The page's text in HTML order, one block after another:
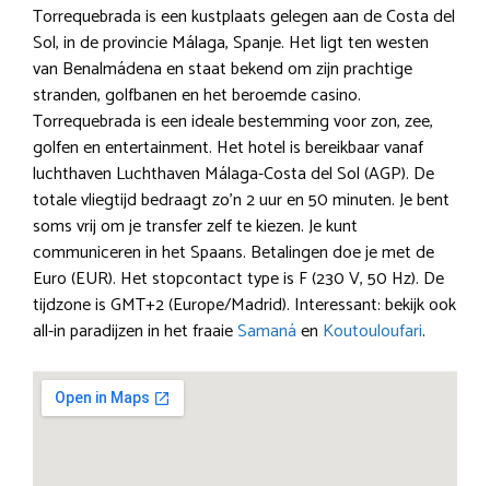
Torrequebrada is een kustplaats gelegen aan de Costa del
Sol, in de provincie Málaga, Spanje. Het ligt ten westen
van Benalmádena en staat bekend om zijn prachtige
stranden, golfbanen en het beroemde casino.
Torrequebrada is een ideale bestemming voor zon, zee,
golfen en entertainment. Het hotel is bereikbaar vanaf
luchthaven Luchthaven Málaga-Costa del Sol (AGP). De
totale vliegtijd bedraagt zo’n 2 uur en 50 minuten. Je bent
soms vrij om je transfer zelf te kiezen. Je kunt
communiceren in het Spaans. Betalingen doe je met de
Euro (EUR). Het stopcontact type is F (230 V, 50 Hz). De
tijdzone is GMT+2 (Europe/Madrid). Interessant: bekijk ook
all-in paradijzen in het fraaieSamanáen Koutouloufari.